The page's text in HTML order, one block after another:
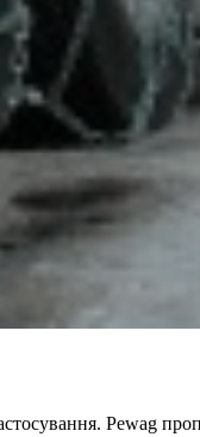
Рewag